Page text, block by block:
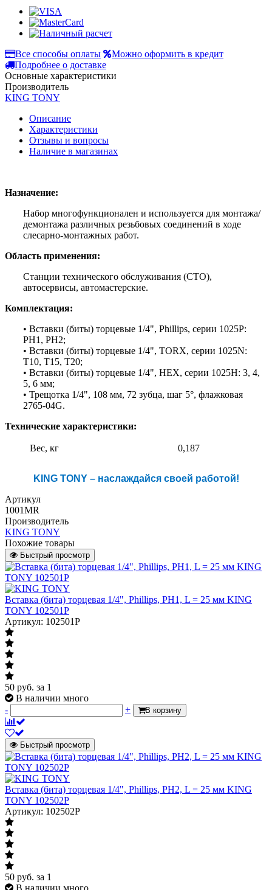
Все способы оплаты
Можно оформить в кредит
Подробнее о доставке
Основные характеристики
Производитель
KING TONY
Описание
Характеристики
Отзывы и вопросы
Наличие в магазинах
Назначение:
Набор многофункционален и используется для монтажа/
демонтажа различных резьбовых соединений в ходе
слесарно-монтажных работ.
Область применения:
Станции технического обслуживания (СТО),
автосервисы, автомастерские.
Комплектация:
• Вставки (биты) торцевые 1/4", Phillips, серии 1025P:
PH1, PH2;
• Вставки (биты) торцевые 1/4", TORX, серии 1025N:
T10, T15, T20;
• Вставки (биты) торцевые 1/4", HEX, серии 1025H: 3, 4,
5, 6 мм;
• Трещотка 1/4", 108 мм, 72 зубца, шаг 5°, флажковая
2765-04G.
Технические характеристики:
Вес, кг 0,187
KING TONY – наслаждайся своей работой!
Артикул
1001MR
Производитель
KING TONY
Похожие товары
Быстрый просмотр
Вставка (бита) торцевая 1/4", Phillips, PH1, L = 25 мм KING
TONY 102501P
Артикул: 102501P
50 руб. за 1
В наличии много
-
+ В корзину
Быстрый просмотр
Вставка (бита) торцевая 1/4", Phillips, PH2, L = 25 мм KING
TONY 102502P
Артикул: 102502P
50 руб. за 1
В наличии много